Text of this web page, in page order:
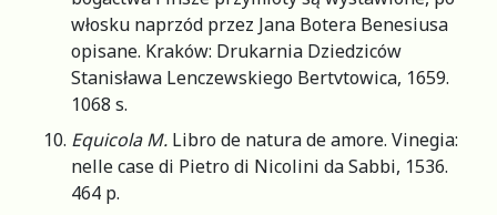
włosku naprzód przez Jana Botera Benesiusa
opisane. Kraków: Drukarnia Dziedziców
Stanisława Lenczewskiego Bertvtowica, 1659.
1068 s.
Equicola M. Libro de natura de amore. Vinegia:
nelle case di Pietro di Nicolini da Sabbi, 1536.
464 p.